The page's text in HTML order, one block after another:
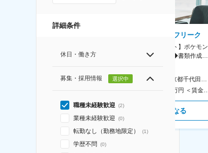
詳細条件
休日・働き方
募集・採用情報 選択中
職種未経験歓迎 (2)
業種未経験歓迎 (0)
転勤なし（勤務地限定） (1)
学歴不問 (0)
務・事務担当～開発部材の発注
AGC横浜テクニカルセンター 住所：神奈川県横浜市鶴見区末広町1-1 勤務地最寄駅：JR線／弁天橋駅 受動喫煙対策：敷地内喫煙可能場所あり 変更の範囲：無
気になる
株式会社ゲームフリーク
【庶務アシスタント】ポケモン
シリーズ開発企業◆書類作成・
食事補助あり◎
気になる